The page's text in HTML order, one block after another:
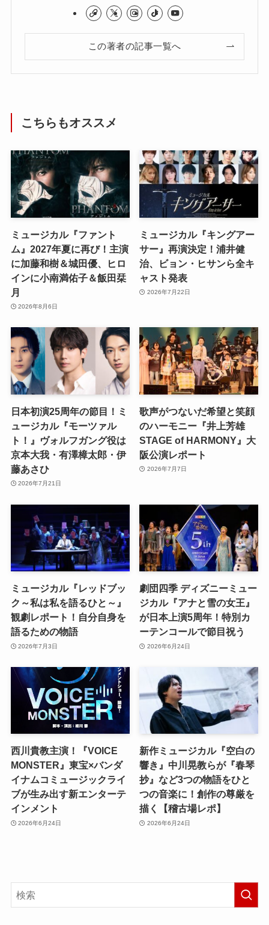
この著者の記事一覧へ
こちらもオススメ
ミュージカル『ファント
ム』2027年夏に再び！主演
に加藤和樹＆城田優、ヒロ
インに小南満佑子＆飯田栞
月
2026年8月6日
ミュージカル『キングアー
サー』再演決定！浦井健
治、ビョン・ヒサンら全キ
ャスト発表
2026年7月22日
日本初演25周年の節目！ミ
ュージカル『モーツァル
ト！』ヴォルフガング役は
京本大我・有澤樟太郎・伊
藤あさひ
2026年7月21日
歌声がつないだ希望と笑顔
のハーモニー『井上芳雄
STAGE of HARMONY』大
阪公演レポート
2026年7月7日
ミュージカル『レッドブッ
ク～私は私を語るひと～』
観劇レポート！自分自身を
語るための物語
2026年7月3日
劇団四季 ディズニーミュー
ジカル『アナと雪の女王』
が日本上演5周年！特別カ
ーテンコールで節目祝う
2026年6月24日
西川貴教主演！『VOICE
MONSTER』東宝×バンダ
イナムコミュージックライ
ブが生み出す新エンターテ
インメント
2026年6月24日
新作ミュージカル『空白の
響き』中川晃教らが『春琴
抄』など3つの物語をひと
つの音楽に！創作の尊厳を
描く【稽古場レポ】
2026年6月24日